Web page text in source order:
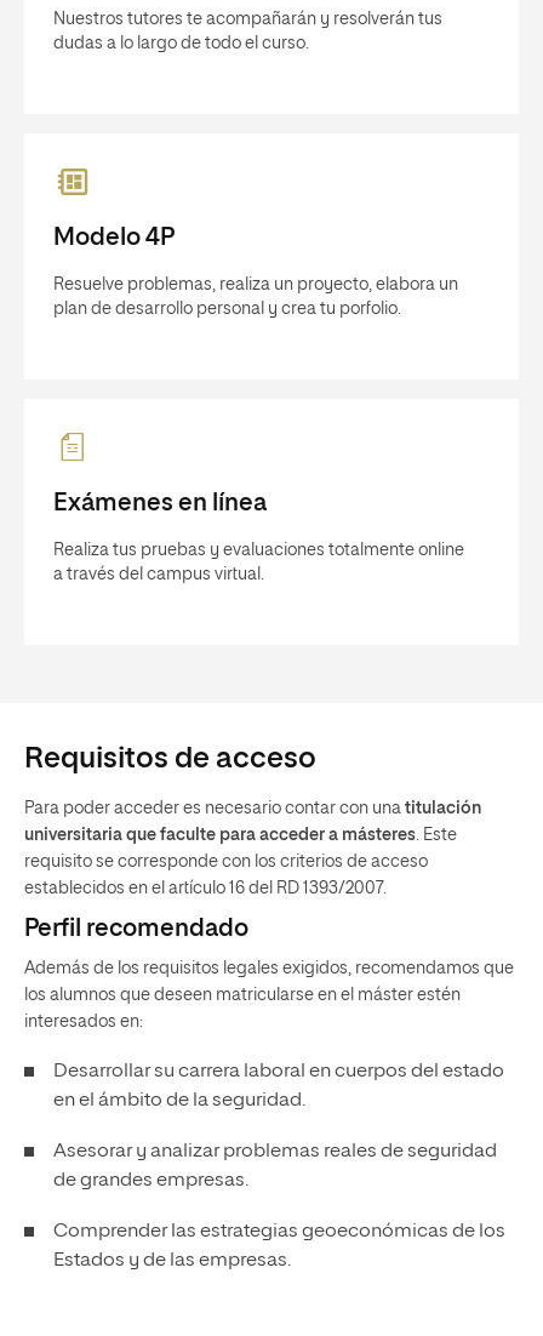
Nuestros tutores te acompañarán y resolverán tus
dudas a lo largo de todo el curso.
Modelo 4P
Resuelve problemas, realiza un proyecto, elabora un
plan de desarrollo personal y crea tu porfolio.
Exámenes en línea
Realiza tus pruebas y evaluaciones totalmente online
a través del campus virtual.
Requisitos de acceso
Para poder acceder es necesario contar con una titulación
universitaria que faculte para acceder a másteres. Este
requisito se corresponde con los criterios de acceso
establecidos en el artículo 16 del RD 1393/2007.
Perfil recomendado
Además de los requisitos legales exigidos, recomendamos que
los alumnos que deseen matricularse en el máster estén
interesados en:
Desarrollar su carrera laboral en cuerpos del estado
en el ámbito de la seguridad.
Asesorar y analizar problemas reales de seguridad
de grandes empresas.
Comprender las estrategias geoeconómicas de los
Estados y de las empresas.